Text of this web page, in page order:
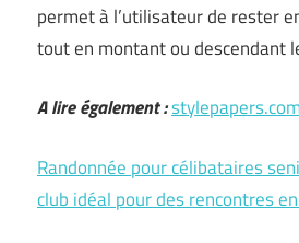
permet à l’utilisateur de rester
tout en montant ou descendant
A lire également :stylepapers.com
Randonnée pour célibataires
club idéal pour des rencontres